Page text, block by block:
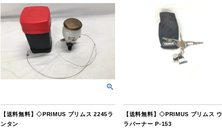
【送料無料】◇PRIMUS プリムス 2245ラ
ンタン
【送料無料】◇PRIMUS プリムス
ラバーナー P-153